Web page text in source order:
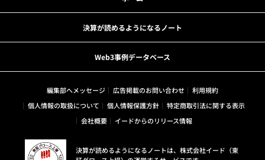
決算が読めるようになるノート
Web3事例データベース
編集部へメッセージ 広告掲載のお問い合わせ
利用規約
個人情報の取扱について
個人情報保護方針
特定商取引法に関する表示
会社概要
イードからのリリース情報
決算が読めるようになるノートは、株式会社イード（東